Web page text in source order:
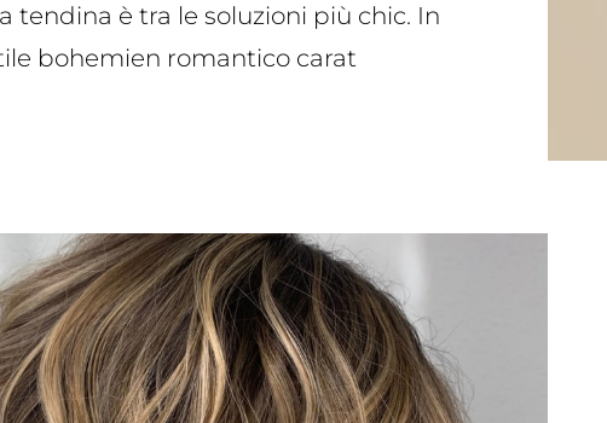
tendina è tra le soluzioni più chic. In
bohemien romantico carat